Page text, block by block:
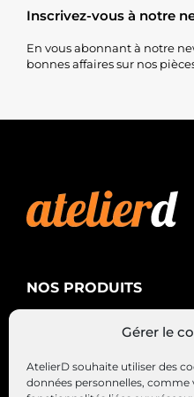
Gérer le
AtelierD souhaite utiliser des
données personnelles, comme
Inscrivez-vous à notre
En vous abonnant à notre
bonnes affaires sur nos
NOS PRODUITS
Alternateurs –